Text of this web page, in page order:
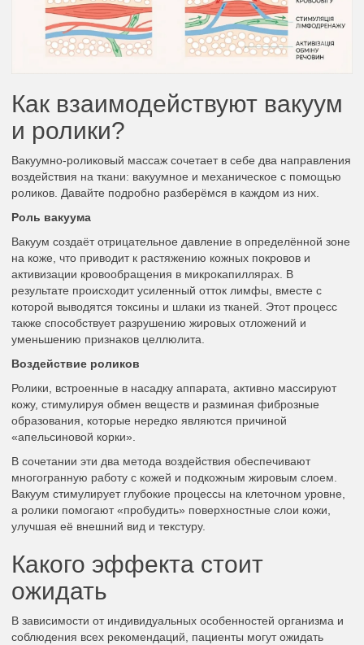
Как взаимодействуют вакуум
и ролики?
Вакуумно-роликовый массаж сочетает в себе два направления
воздействия на ткани: вакуумное и механическое с помощью
роликов. Давайте подробно разберёмся в каждом из них.
Роль вакуума
Вакуум создаёт отрицательное давление в определённой зоне
на коже, что приводит к растяжению кожных покровов и
активизации кровообращения в микрокапиллярах. В
результате происходит усиленный отток лимфы, вместе с
которой выводятся токсины и шлаки из тканей. Этот процесс
также способствует разрушению жировых отложений и
уменьшению признаков целлюлита.
Воздействие роликов
Ролики, встроенные в насадку аппарата, активно массируют
кожу, стимулируя обмен веществ и разминая фиброзные
образования, которые нередко являются причиной
«апельсиновой корки».
В сочетании эти два метода воздействия обеспечивают
многогранную работу с кожей и подкожным жировым слоем.
Вакуум стимулирует глубокие процессы на клеточном уровне,
а ролики помогают «пробудить» поверхностные слои кожи,
улучшая её внешний вид и текстуру.
Какого эффекта стоит
ожидать
В зависимости от индивидуальных особенностей организма и
соблюдения всех рекомендаций, пациенты могут ожидать